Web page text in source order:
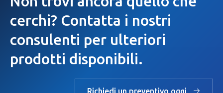
cerchi? Contatta i nostri
consulenti per ulteriori
prodotti disponibili.
Richiedi un preventivo oggi